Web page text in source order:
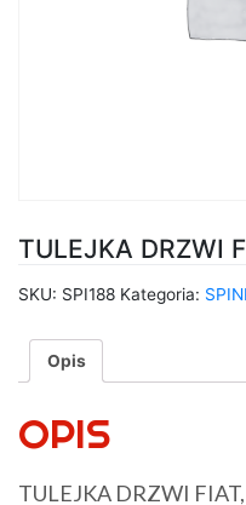
TULEJKA DRZWI
SKU: SPI188 Kategoria:
Opis
OPIS
TULEJKA DRZWI